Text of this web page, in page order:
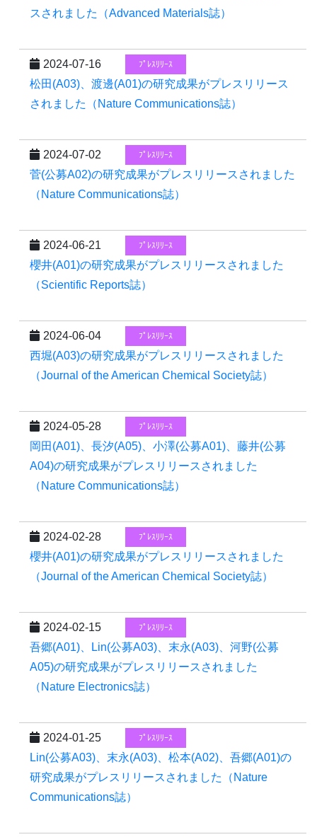
スされました（Advanced Materials誌）
2024-07-16 ﾌﾟﾚｽﾘﾘｰｽ
松田(A03)、渡邊(A01)の研究成果がプレスリリース
されました（Nature Communications誌）
2024-07-02 ﾌﾟﾚｽﾘﾘｰｽ
菅(公募A02)の研究成果がプレスリリースされました
（Nature Communications誌）
2024-06-21 ﾌﾟﾚｽﾘﾘｰｽ
櫻井(A01)の研究成果がプレスリリースされました
（Scientific Reports誌）
2024-06-04 ﾌﾟﾚｽﾘﾘｰｽ
西堀(A03)の研究成果がプレスリリースされました
（Journal of the American Chemical Society誌）
2024-05-28 ﾌﾟﾚｽﾘﾘｰｽ
岡田(A01)、長汐(A05)、小澤(公募A01)、藤井(公募
A04)の研究成果がプレスリリースされました
（Nature Communications誌）
2024-02-28 ﾌﾟﾚｽﾘﾘｰｽ
櫻井(A01)の研究成果がプレスリリースされました
（Journal of the American Chemical Society誌）
2024-02-15 ﾌﾟﾚｽﾘﾘｰｽ
吾郷(A01)、Lin(公募A03)、末永(A03)、河野(公募
A05)の研究成果がプレスリリースされました
（Nature Electronics誌）
2024-01-25 ﾌﾟﾚｽﾘﾘｰｽ
Lin(公募A03)、末永(A03)、松本(A02)、吾郷(A01)の
研究成果がプレスリリースされました（Nature
Communications誌）